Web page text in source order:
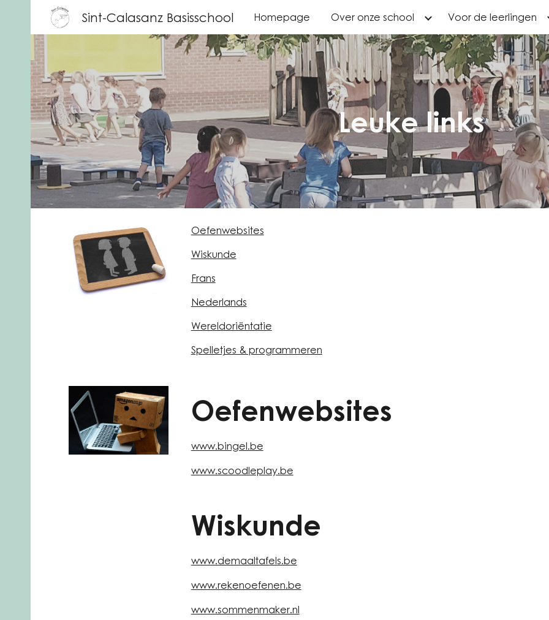
Skip to main content Skip to
Sint-Calasanz Basisschool Homepage Over onze school Voor de leerlingen
Leuke links
Oefenwebsites
Wiskunde
Frans
Nederlands
Wereldoriëntatie
Spelletjes & programmeren
Oefenwebsites
www.bingel.be
www.scoodleplay.be
Wiskunde
www.demaaltafels.be
www.rekenoefenen.be
www.sommenmaker.nl